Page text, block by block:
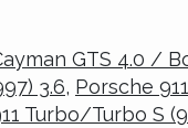
GTS 4.0 /
3.6, Porsche
Turbo/Turbo S